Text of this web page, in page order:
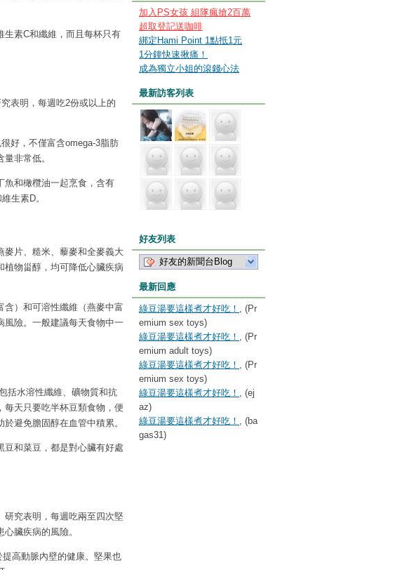
生素C和纖維，而且每杯只有
表明，每週吃2份或以上的
好，不僅富含omega-3脂肪
非常低。
魚和橄欖油一起烹食，含有
生素D。
麥片、糙米、藜麥和全麥義大
植物甾醇，均可降低心臟疾病
含）和可溶性纖維（燕麥中富
風險。一般建議每天食物中一
括水溶性纖維、礦物質和抗
每天只要吃半杯豆類食物，便
避免膽固醇在血管中積累。
豆和菜豆，都是對心臟有好處
研究表明，每週吃兩至四次堅
臟疾病的風險。
高動脈內壁的健康。堅果也
加入PS女孩 組隊瘋搶2百萬
超取登記送咖啡
綁定Hami Point 1點抵1元
1分鐘快速揪痛！
成為獨立小姐的滾錢心法
最新訪客列表
好友列表
好友的新聞台Blog
最新回應
綠豆湯要這樣煮才好吃！ , (Pr
emium sex toys)
綠豆湯要這樣煮才好吃！ , (Pr
emium adult toys)
綠豆湯要這樣煮才好吃！ , (Pr
emium sex toys)
綠豆湯要這樣煮才好吃！ , (ej
az)
綠豆湯要這樣煮才好吃！ , (ba
gas31)